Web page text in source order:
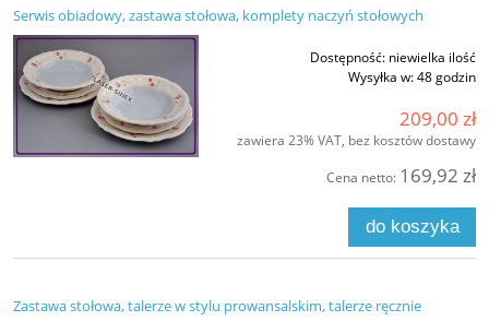
Serwis obiadowy, zastawa stołowa, komplety naczyń stołowych
Dostępność: niewielka ilość
Wysyłka w:48 godzin
209,00 zł
zawiera 23% VAT, bez kosztów dostawy
Cena netto: 169,92 zł
do koszyka
Zastawa stołowa, talerze w stylu prowansalskim, talerze ręcznie